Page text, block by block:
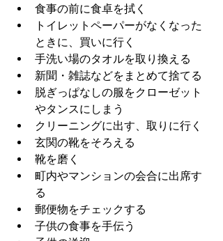
食事の前に食卓を拭く
トイレットペーパーがなくなった
ときに、買いに行く
手洗い場のタオルを取り換える
新聞・雑誌などをまとめて捨てる
脱ぎっぱなしの服をクローゼット
やタンスにしまう
クリーニングに出す、取りに行く
玄関の靴をそろえる
靴を磨く
町内やマンションの会合に出席す
る
郵便物をチェックする
子供の食事を手伝う